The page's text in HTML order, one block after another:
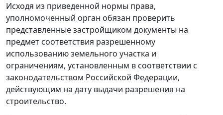
Исходя из приведенной нормы права,
уполномоченный орган обязан проверить
представленные застройщиком документы на
предмет соответствия разрешенному
использованию земельного участка и
ограничениям, установленным в соответствии с
законодательством Российской Федерации,
действующим на дату выдачи разрешения на
строительство.